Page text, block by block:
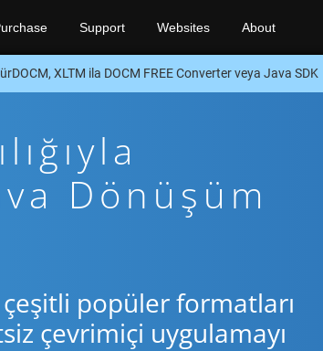
Support Websites About
XLTM ila DOCM FREE Converter veya Java SDK
Dönüşüm
çeşitli popüler formatları
çevrimiçi uygulamayı